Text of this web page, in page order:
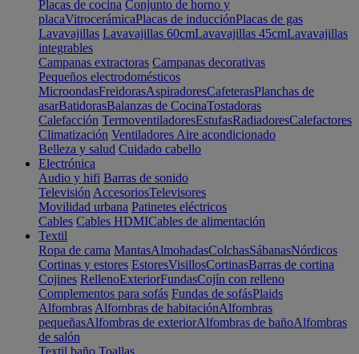
Placas de cocina Conjunto de horno y
placaVitrocerámicaPlacas de inducciónPlacas de gas
Lavavajillas Lavavajillas 60cmLavavajillas 45cmLavavajillas
integrables
Campanas extractoras Campanas decorativas
Pequeños electrodomésticos
MicroondasFreidorasAspiradoresCafeterasPlanchas de
asarBatidorasBalanzas de CocinaTostadoras
Calefacción TermoventiladoresEstufasRadiadoresCalefactores
Climatización Ventiladores Aire acondicionado
Belleza y salud Cuidado cabello
Electrónica
Audio y hifi Barras de sonido
Televisión AccesoriosTelevisores
Movilidad urbana Patinetes eléctricos
Cables Cables HDMICables de alimentación
Textil
Ropa de cama MantasAlmohadasColchasSábanasNórdicos
Cortinas y estores EstoresVisillosCortinasBarras de cortina
Cojines RellenoExteriorFundasCojín con relleno
Complementos para sofás Fundas de sofásPlaids
Alfombras Alfombras de habitaciónAlfombras
pequeñasAlfombras de exteriorAlfombras de bañoAlfombras
de salón
Textil baño Toallas